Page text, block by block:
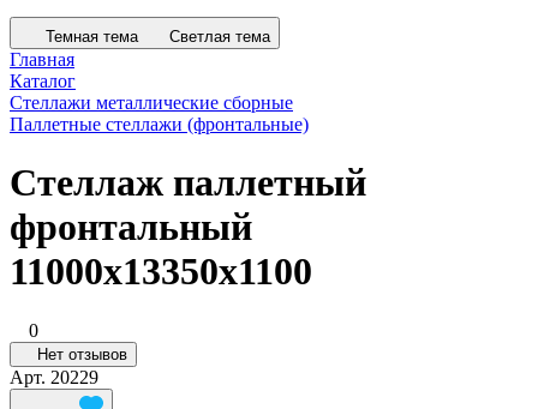
Темная тема Светлая тема
Главная
Каталог
Стеллажи металлические сборные
Паллетные стеллажи (фронтальные)
Стеллаж паллетный
фронтальный
11000x13350x1100
0
Нет отзывов
Арт. 20229